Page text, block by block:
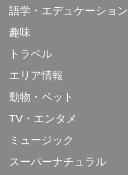
語学・エデュケーション
趣味
トラベル
エリア情報
動物・ペット
TV・エンタメ
ミュージック
スーパーナチュラル